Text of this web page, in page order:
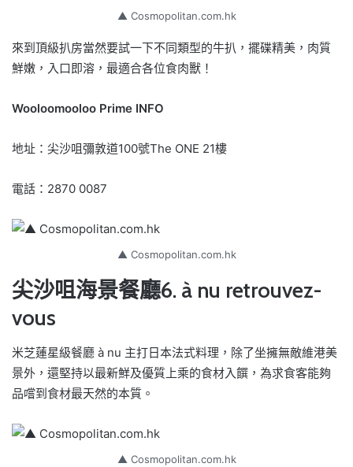
▲ Cosmopolitan.com.hk
來到頂級扒房當然要試一下不同類型的牛扒，擺碟精美，肉質
鮮嫩，入口即溶，最適合各位食肉獸！
Wooloomooloo Prime INFO
地址：尖沙咀彌敦道100號The ONE 21樓
電話：2870 0087
▲ Cosmopolitan.com.hk
尖沙咀海景餐廳6. à nu retrouvez-
vous
米芝蓮星級餐廳 à nu 主打日本法式料理，除了坐擁無敵維港美
景外，還堅持以最新鮮及優質上乘的食材入饌，為求食客能夠
品嚐到食材最天然的本質。
▲ Cosmopolitan.com.hk